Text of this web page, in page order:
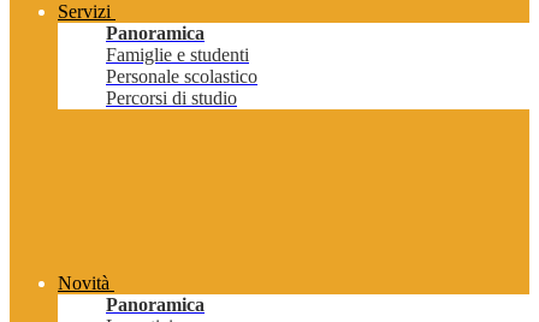
Servizi
Panoramica
Famiglie e studenti
Personale scolastico
Percorsi di studio
Novità
Panoramica